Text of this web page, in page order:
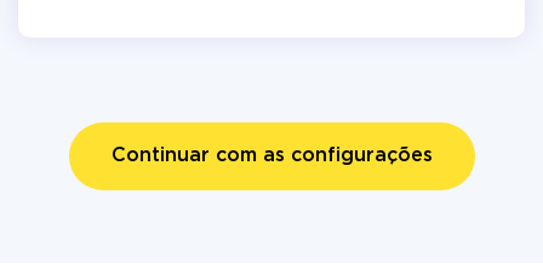
Continuar com as configurações